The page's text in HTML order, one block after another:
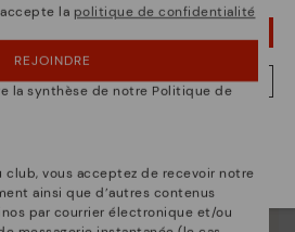
SUR LE SITE WEB DU LUXEMBOURG
la politique de confidentialité
REJOINDRE
la synthèse de notre Politique de
club, vous acceptez de recevoir notre
ainsi que d’autres contenus
par courrier électronique et/ou